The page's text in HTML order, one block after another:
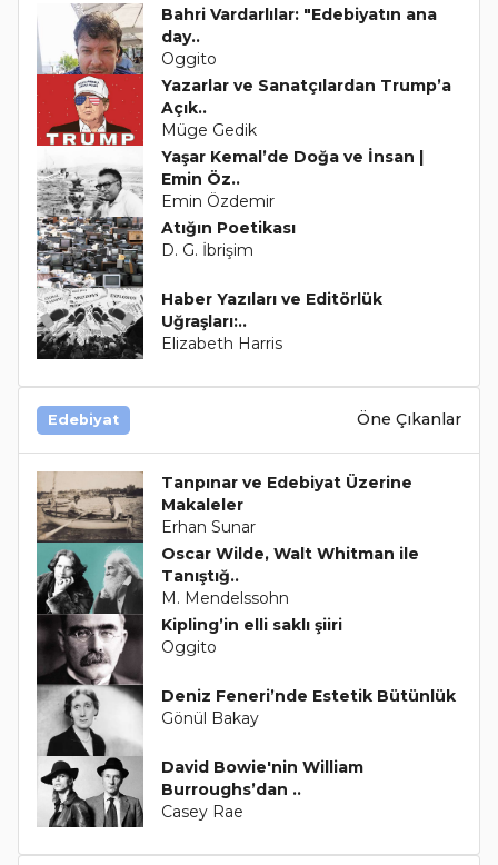
Bahri Vardarlılar: "Edebiyatın ana
day..
Oggito
Yazarlar ve Sanatçılardan Trump’a
Açık..
Müge Gedik
Yaşar Kemal’de Doğa ve İnsan |
Emin Öz..
Emin Özdemir
Atığın Poetikası
D. G. İbrişim
Haber Yazıları ve Editörlük
Uğraşları:..
Elizabeth Harris
Edebiyat Öne Çıkanlar
Tanpınar ve Edebiyat Üzerine
Makaleler
Erhan Sunar
Oscar Wilde, Walt Whitman ile
Tanıştığ..
M. Mendelssohn
Kipling’in elli saklı şiiri
Oggito
Deniz Feneri’nde Estetik Bütünlük
Gönül Bakay
David Bowie'nin William
Burroughs’dan ..
Casey Rae